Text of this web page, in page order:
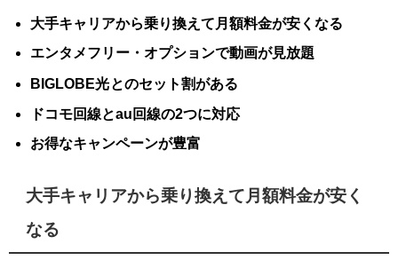
大手キャリアから乗り換えて月額料金が安くなる
エンタメフリー・オプションで動画が見放題
BIGLOBE光とのセット割がある
ドコモ回線とau回線の2つに対応
お得なキャンペーンが豊富
大手キャリアから乗り換えて月額料金が安く
なる